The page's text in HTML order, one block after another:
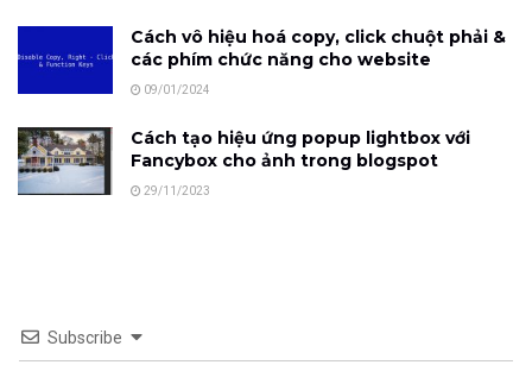
Cách vô hiệu hoá copy, click chuột phải &
các phím chức năng cho website
09/01/2024
Cách tạo hiệu ứng popup lightbox với
Fancybox cho ảnh trong blogspot
29/11/2023
Subscribe